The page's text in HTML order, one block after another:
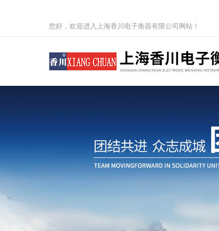
您好，欢迎进入上海香川电子衡器有限公司网站！